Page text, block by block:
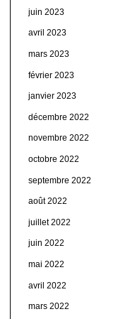
juin 2023
avril 2023
mars 2023
février 2023
janvier 2023
décembre 2022
novembre 2022
octobre 2022
septembre 2022
août 2022
juillet 2022
juin 2022
mai 2022
avril 2022
mars 2022